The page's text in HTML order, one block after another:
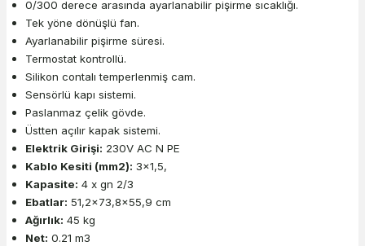
0/300 derece arasında ayarlanabilir pişirme sıcaklığı.
Tek yöne dönüşlü fan.
Ayarlanabilir pişirme süresi.
Termostat kontrollü.
Silikon contalı temperlenmiş cam.
Sensörlü kapı sistemi.
Paslanmaz çelik gövde.
Üstten açılır kapak sistemi.
Elektrik Girişi: 230V AC N PE
Kablo Kesiti (mm2): 3x1,5,
Kapasite: 4 x gn 2/3
Ebatlar: 51,2x73,8x55,9 cm
Ağırlık: 45 kg
Net: 0.21 m3